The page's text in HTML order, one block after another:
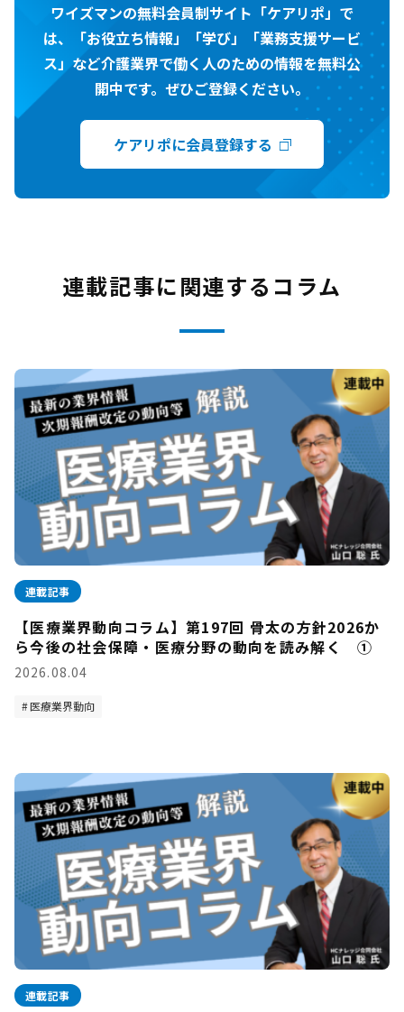
ワイズマンの無料会員制サイト「ケアリポ」で
は、「お役立ち情報」「学び」「業務支援サービ
ス」など介護業界で働く人のための情報を無料公
開中です。ぜひご登録ください。
ケアリポに会員登録する
連載記事に関連するコラム
連載記事
【医療業界動向コラム】第197回 骨太の方針2026か
ら今後の社会保障・医療分野の動向を読み解く ①
2026.08.04
医療業界動向
連載記事